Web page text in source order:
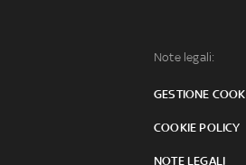
Note legali:
GESTIONE
COOKIE POLICY
NOTE LEGALI